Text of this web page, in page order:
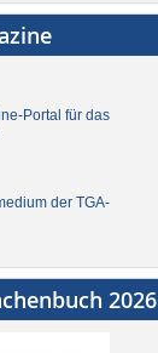
Portal für das
der TGA-
2026